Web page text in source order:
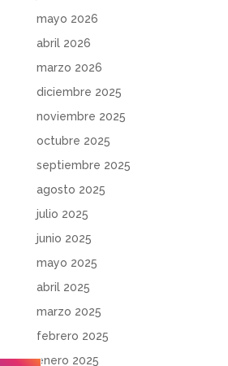
mayo 2026
abril 2026
marzo 2026
diciembre 2025
noviembre 2025
octubre 2025
septiembre 2025
agosto 2025
julio 2025
junio 2025
mayo 2025
abril 2025
marzo 2025
febrero 2025
enero 2025